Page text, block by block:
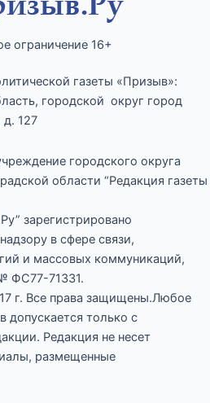
ограничение 16+
газеты «Призыв»:
городской округ город
127
городского округа
области “Редакция газеты
зарегистрировано
в сфере связи,
и массовых коммуникаций,
ФС77-71331.
г. Все права защищены.Любое
допускается только с
Редакция не несет
размещенные